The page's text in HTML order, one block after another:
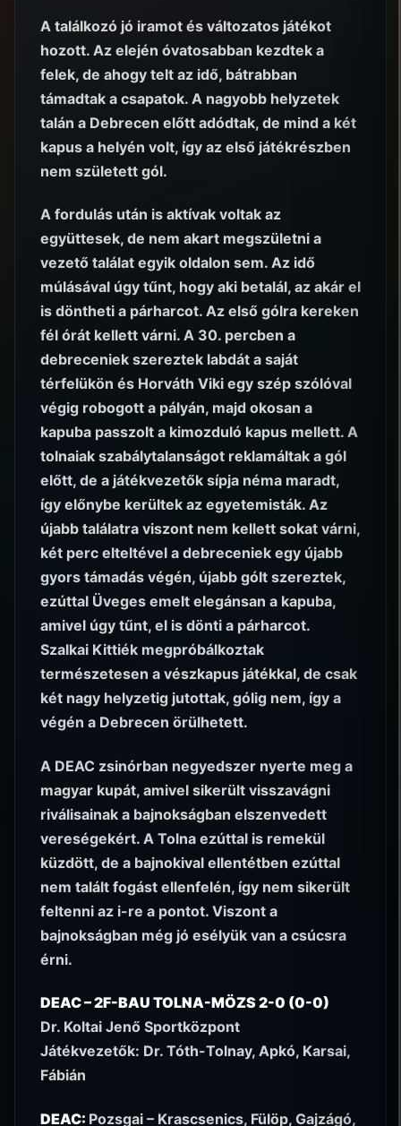
A találkozó jó iramot és változatos játékot
hozott. Az elején óvatosabban kezdtek a
felek, de ahogy telt az idő, bátrabban
támadtak a csapatok. A nagyobb helyzetek
talán a Debrecen előtt adódtak, de mind a két
kapus a helyén volt, így az első játékrészben
nem született gól.
A fordulás után is aktívak voltak az
együttesek, de nem akart megszületni a
vezető találat egyik oldalon sem. Az idő
múlásával úgy tűnt, hogy aki betalál, az akár el
is döntheti a párharcot. Az első gólra kereken
fél órát kellett várni. A 30. percben a
debreceniek szereztek labdát a saját
térfelükön és Horváth Viki egy szép szólóval
végig robogott a pályán, majd okosan a
kapuba passzolt a kimozduló kapus mellett. A
tolnaiak szabálytalanságot reklamáltak a gól
előtt, de a játékvezetők sípja néma maradt,
így előnybe kerültek az egyetemisták. Az
újabb találatra viszont nem kellett sokat várni,
két perc elteltével a debreceniek egy újabb
gyors támadás végén, újabb gólt szereztek,
ezúttal Üveges emelt elegánsan a kapuba,
amivel úgy tűnt, el is dönti a párharcot.
Szalkai Kittiék megpróbálkoztak
természetesen a vészkapus játékkal, de csak
két nagy helyzetig jutottak, gólig nem, így a
végén a Debrecen örülhetett.
A DEAC zsinórban negyedszer nyerte meg a
magyar kupát, amivel sikerült visszavágni
riválisainak a bajnokságban elszenvedett
vereségekért. A Tolna ezúttal is remekül
küzdött, de a bajnokival ellentétben ezúttal
nem talált fogást ellenfelén, így nem sikerült
feltenni az i-re a pontot. Viszont a
bajnokságban még jó esélyük van a csúcsra
érni.
DEAC – 2F-BAU TOLNA-MÖZS 2-0 (0-0)
Dr. Koltai Jenő Sportközpont
Játékvezetők: Dr. Tóth-Tolnay, Apkó, Karsai,
Fábián
DEAC: Pozsgai – Krascsenics, Fülöp, Gajzágó,